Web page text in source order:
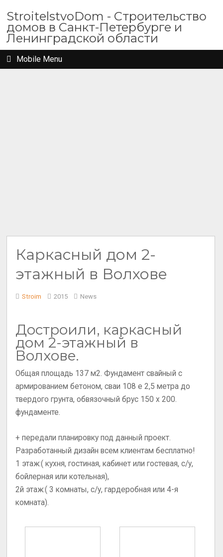
StroitelstvoDom - Строительство
домов в Санкт-Петербурге и
Ленинградской области
Mobile Menu
Каркасный дом 2-
этажный в Волхове
Stroim 2015 News
Достроили, каркасный
дом 2-этажный в
Волхове.
Общая площадь 137 м2. Фундамент свайный с
армированием бетоном, сваи 108 е 2,5 метра до
твердого грунта, обвязочный брус 150 x 200.
фундаменте.
+ передали планировку под данный проект.
Разработанный дизайн всем клиентам бесплатно!
1 этаж:( кухня, гостиная, кабинет или гостевая, с/у,
бойлерная или котельная),
2й этаж:( 3 комнаты, с/у, гардеробная или 4-я
комната).